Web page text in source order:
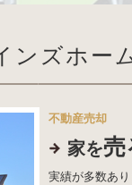
ンズホー
不動産売却
家を売
実績が多数あり